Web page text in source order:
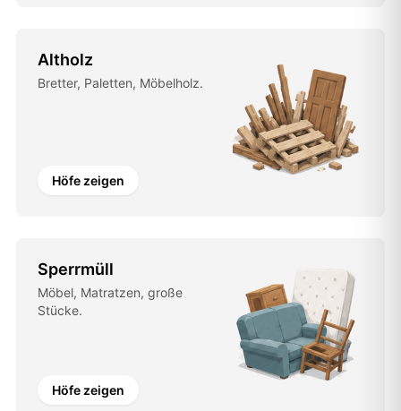
Altholz
Bretter, Paletten, Möbelholz.
Höfe zeigen
Sperrmüll
Möbel, Matratzen, große
Stücke.
Höfe zeigen